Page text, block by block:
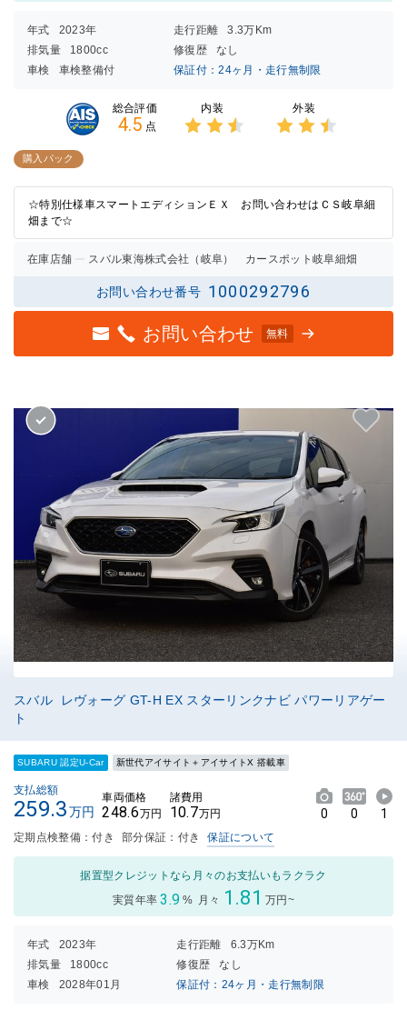
年式 2023年 走行距離
3.3万Km
排気量
1800cc 修復歴
なし
車検
車検整備付 保証付：24ヶ月・走行無制限
総合評価
4.5 点
内装 外装
購入パック
☆特別仕様車スマートエディションＥＸ お問い合わせはＣＳ岐阜細
畑まで☆
在庫店舗 スバル東海株式会社（岐阜） カースポット岐阜細畑
お問い合わせ番号 1000292796
お問い合わせ 無料
スバル レヴォーグ GT-H EX スターリンクナビ パワーリアゲー
ト
SUBARU 認定U-Car 新世代アイサイト＋アイサイトX 搭載車
支払総額
259.3万円
車両価格
248.6万円
諸費用
10.7万円 0 0 1
定期点検整備：付き 部分保証：付き 保証について
据置型クレジットなら月々のお支払いもラクラク
実質年率 3.9 % 月々 1.81 万円~
年式 2023年 走行距離
6.3万Km
排気量
1800cc 修復歴
なし
車検
2028年01月 保証付：24ヶ月・走行無制限